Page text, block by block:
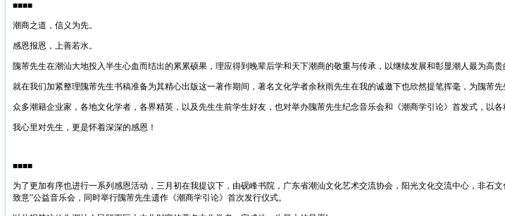
■■■■
潮商之道，信义为先。
感恩报恩，上善若水。
隗芾先生在潮汕大地投入半生心血而结出的累累硕果，理应得到晚辈后学和天下潮商的敬重与传承，以继续发展和彰显潮人最为高贵
就在我们加紧整理隗芾先生书稿准备为其精心出版这一著作期间，著名文化学者余秋雨先生在我的诚邀下也欣然提笔挥毫，为隗芾先
众多潮籍企业家，各地文化学者，各界精英，以及先生生前学生好友，也对举办隗芾先生纪念音乐会和《潮商学引论》首发式，以
我心里对先生，更是怀着深深的感恩！
■■■■
为了更加有序也进行一系列感恩活动，三月初在我提议下，由砚峰书院，广东省潮汕文化艺术交流协会，阳光文化交流中心，非
致意”公益音乐会，同时举行隗芾先生遗作《潮商学引论》首次发行仪式。